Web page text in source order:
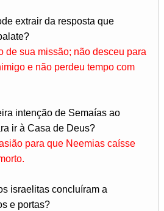
extrair da resposta que
de sua missão; não desceu para
e não perdeu tempo com
intenção de Semaías ao
ir à Casa de Deus?
para que Neemias caísse
israelitas concluíram a
e portas?